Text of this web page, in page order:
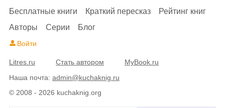
© 2008 - 2026 kuchaknig.org
Бесплатные книги
Краткий пересказ
Рейтинг книг
Авторы
Серии Блог
Войти
Litres.ru Стать автором
MyBook.ru
Наша почта: admin@kuchaknig.ru